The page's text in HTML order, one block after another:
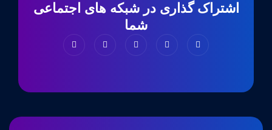
اشتراک گذاری در شبکه های اجتماعی
شما